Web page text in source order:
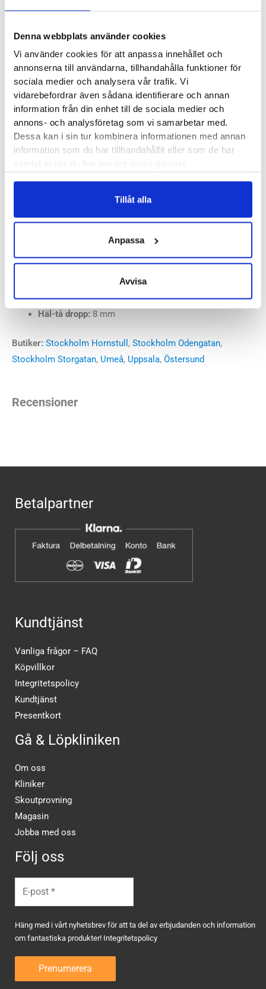
Denna webbplats använder cookies
Vi använder cookies för att anpassa innehållet och
annonserna till användarna, tillhandahålla funktioner för
sociala medier och analysera vår trafik. Vi
vidarebefordrar även sådana identifierare och annan
information från din enhet till de sociala medier och
annons- och analysföretag som vi samarbetar med.
Dessa kan i sin tur kombinera informationen med annan
information som du har tillhandahållit eller som de har
samlat in när du har använt deras tjänster.
Tillåt alla
Anpassa
Avvisa
Saucony Echelon 9 Wide är en neutral och rymlig sko vilket
gör den till en perfekt problemlösare för dig med breda fötter,
likväl som för löparen med individuella ortopediska inlägg.
Den har en rak läst som ger en bred plattform att stå på.
Echelon 9 har uppdaterats med ny stötdämpning i
mellansulan, med Sauconys material PWRRUN har
dämpningen blivit klart mjukare än på tidigare modeller. Det
Med den mjukare och följsammare stötdämpningen har den
samtidigt blivit lite mindre stabil.
Fotvalv:Neutrala, höga
Höjd:Häl 35 mm – Framfot 27 mm
Häl-tå dropp: 8 mm
Butiker: Stockholm Hornstull , Stockholm Odengatan,
Stockholm Storgatan, Umeå, Uppsala, Östersund
Recensioner
Betalpartner
Kundtjänst
Vanliga frågor – FAQ
Köpvillkor
Integritetspolicy
Kundtjänst
Presentkort
Gå & Löpkliniken
Om oss
Kliniker
Skoutprovning
Magasin
Jobba med oss
Följ oss
Häng med i vårt nyhetsbrev för att ta del av erbjudanden och information
om fantastiska produkter! Integritetspolicy